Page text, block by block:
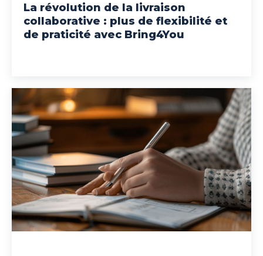
La révolution de la livraison
collaborative : plus de flexibilité et
de praticité avec Bring4You